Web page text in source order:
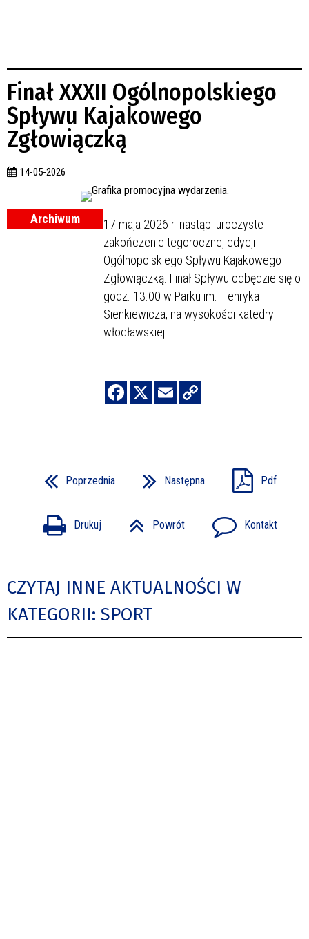
Finał XXXII Ogólnopolskiego
Spływu Kajakowego
Zgłowiączką
14-05-2026
Archiwum
17 maja 2026 r. nastąpi uroczyste
zakończenie tegorocznej edycji
Ogólnopolskiego Spływu Kajakowego
Zgłowiączką. Finał Spływu odbędzie się o
godz. 13.00 w Parku im. Henryka
Sienkiewicza, na wysokości katedry
włocławskiej.
Poprzednia Następna Pdf
Drukuj Powrót Kontakt
CZYTAJ INNE AKTUALNOŚCI W
KATEGORII: SPORT